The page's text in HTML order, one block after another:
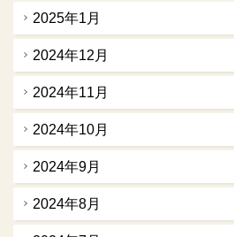
2025年1月
2024年12月
2024年11月
2024年10月
2024年9月
2024年8月